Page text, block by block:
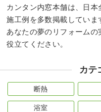
カンタン内窓本舗は、日本
施工例を多数掲載していま
あなたの夢のリフォーム
役立てください。
カテ
断熱
浴室